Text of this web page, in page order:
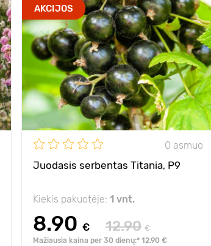
AKCIJOS
0 asmuo
Juodasis serbentas Titania, Р9
Kiekis pakuotėje: 1 vnt.
8.90 € 12.90 €
Mažiausia kaina per 30 dienų:* 12.90 €